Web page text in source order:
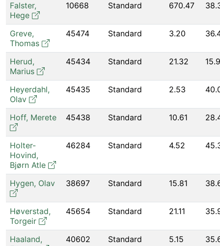
Falster,
Hege
10668 Standard 670.47
Greve,
Thomas
45474 Standard 3.20
Herud,
Marius
45434 Standard 21.32
Heyerdahl,
Olav
45435 Standard 2.53
Hoff, Merete 45438 Standard 10.61
Holter-
Hovind,
Bjørn Atle
46284 Standard 4.52
Hygen, Olav 38697 Standard 15.81
Høverstad,
Torgeir
45654 Standard 21.11
Haaland,
40602 Standard 5.15